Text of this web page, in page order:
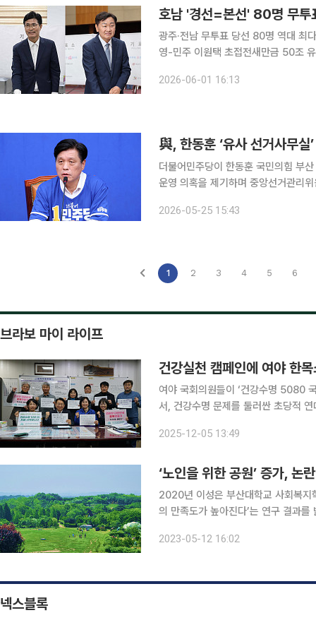
광주·전남 무투표 당선 80명 역대 최
영-민주 이원택 초접전새만금 50조
후보들의 유세전과 공약 대결, 여야의
2026-06-01 16:13
與, 한동훈 ‘유사 선거사무
더불어민주당이 한동훈 국민의힘 부
운영 의혹을 제기하며 중앙선거관리위원회의 신속
았다면 명백한 선거운동용 유사 사무
2026-05-25 15:43
1 2 3 4 5 6
브라보 마이 라이프
건강실천 캠페인에 여야 한
여야 국회의원들이 ‘건강수명 5080
서, 건강수명 문제를 둘러싼 초당적
2025-12-05 13:49
‘노인을 위한 공원’ 증가, 논
2020년 이성은 부산대학교 사회복지
의 만족도가 높아진다’는 연구 결과를 밝혔다. 2018년 통계청에서 실시한 사회조
이나 걷기와 같은 저강도의 신체활동
2023-05-12 16:02
넥스블록